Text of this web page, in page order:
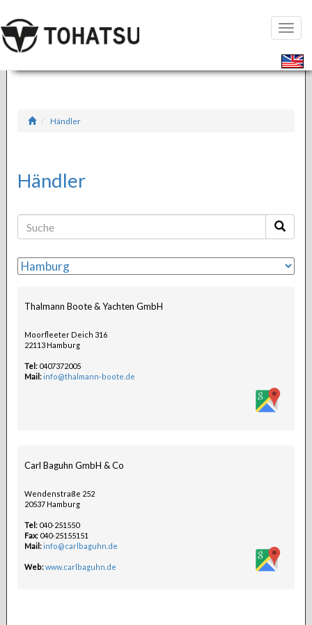
öffnen
Händler
Händler
Thalmann Boote & Yachten GmbH
Moorfleeter Deich 316
22113 Hamburg
Tel:0407372005
Mail:info@thalmann-boote.de
Carl Baguhn GmbH & Co
Wendenstraße 252
20537 Hamburg
Tel:040-251550
Fax:040-25155151
Mail:info@carlbaguhn.de
Web:www.carlbaguhn.de